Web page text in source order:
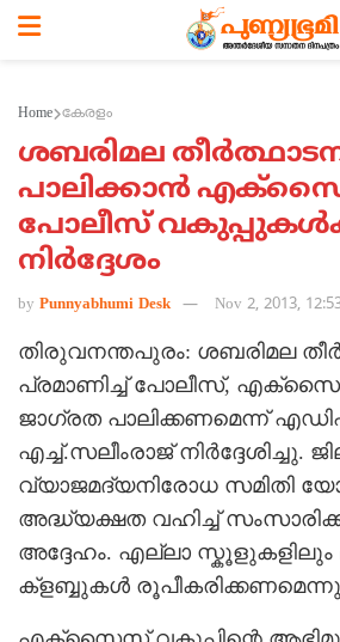
Home കേരളം
ശബരിമല
പാലിക്കാന്‍
പോലീസ്
നിര്‍ദ്ദേശം
by Punnyabhumi Desk Nov 2, 2013,
തിരുവനന്തപുരം: ശബരിമല
പ്രമാണിച്ച് പോലീസ്,
ജാഗ്രത പാലിക്കണമെന്ന്
എച്ച്.സലീംരാജ് നിര്‍ദ്ദേശിച്ചു.
വ്യാജമദ്യനിരോധ സമിതി
അദ്ധ്യക്ഷത വഹിച്ച്
അദ്ദേഹം. എല്ലാ
ക്ളബ്ബുകള്‍ രൂപീകരിക്കണമെന്നും